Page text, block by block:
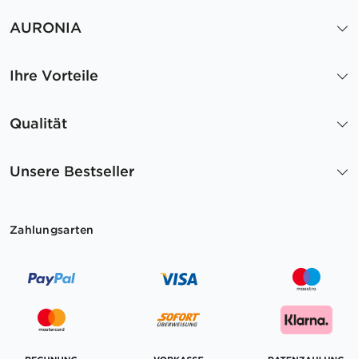
AURONIA
Ihre Vorteile
Qualität
Unsere Bestseller
Zahlungsarten